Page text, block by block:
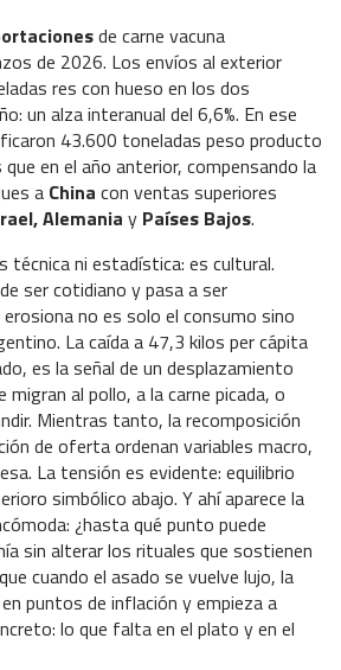
de carne vacuna
de 2026. Los envíos al exterior
res con hueso en los dos
un alza interanual del 6,6%. En ese
43.600 toneladas peso producto
que en el año anterior, compensando la
a China con ventas superiores
Alemania y Países Bajos.
técnica ni estadística: es cultural.
ser cotidiano y pasa a ser
no es solo el consumo sino
La caída a 47,3 kilos per cápita
es la señal de un desplazamiento
al pollo, a la carne picada, o
Mientras tanto, la recomposición
de oferta ordenan variables macro,
La tensión es evidente: equilibrio
simbólico abajo. Y ahí aparece la
¿hasta qué punto puede
sin alterar los rituales que sostienen
cuando el asado se vuelve lujo, la
puntos de inflación y empieza a
lo que falta en el plato y en el